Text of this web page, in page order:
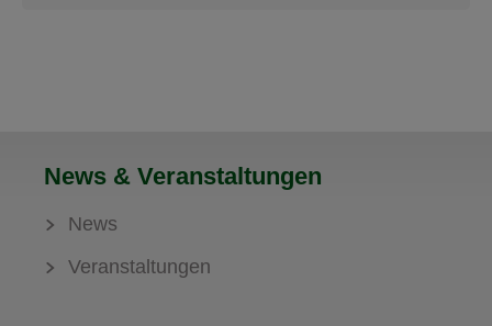
News & Veranstaltungen
News
Veranstaltungen